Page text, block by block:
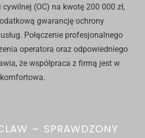
(OC) na kwotę 200 000 zł,
gwarancję ochrony
Połączenie profesjonalnego
operatora oraz odpowiedniego
że współpraca z firmą jest w
– SPRAWDZONY